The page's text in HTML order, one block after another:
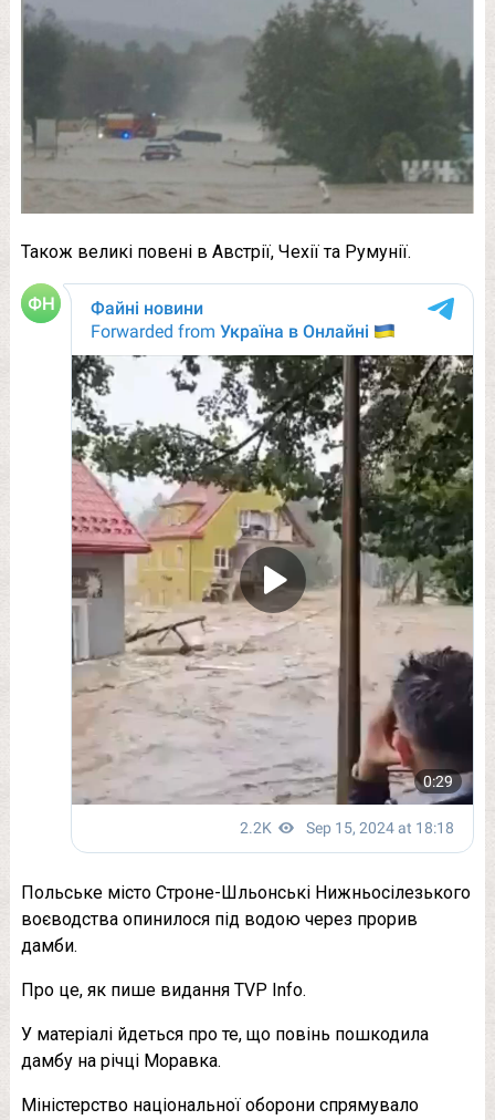
Також великі повені в Австрії, Чехії та Румунії.
Польське місто Строне-Шльонські Нижньосілезького
воєводства опинилося під водою через прорив
дамби.
Про це, як пише видання TVP Info.
У матеріалі йдеться про те, що повінь пошкодила
дамбу на річці Моравка.
Міністерство національної оборони спрямувало